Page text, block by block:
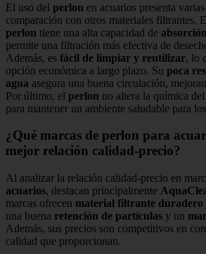
El uso del perlon en acuarios presenta
comparación con otros materiales filtrantes.
perlon tiene una alta capacidad de
permite una filtración más efectiva de
Además, es fácil de limpiar y reutilizar, lo
opción económica a largo plazo. Su poca
agua asegura una buena circulación,
Por último, el perlon no altera la química
para mantener un ambiente saludable para
¿Qué marcas de perlon para
mejor relación calidad-precio?
Al analizar la relación calidad-precio en
acuarios, destacan principalmente
marcas ofrecen material filtrante duradero
una buena retención de partículas y un
Además, sus precios son competitivos en
calidad que proporcionan.